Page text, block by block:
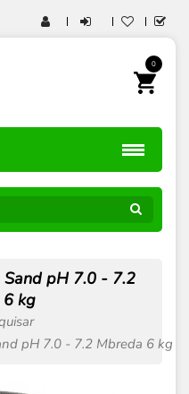
0
pH 7.0 - 7.2
6 kg
pH 7.0 - 7.2 Mbreda 6 kg